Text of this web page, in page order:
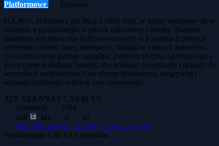
Platformowe
Emulator
H.E.R.O. to kultowa gra akcji z 1984 roku, w której wcielamy się w
bohatera wyposażonego w plecak odrzutowy i bomby. Naszym
zadaniem jest ratowanie ludzi uwięzionych w kopalniach pełnych
niebezpieczeństw: lawy, nietoperzy, ślimaków i innych potworów.
Gracz musi strategicznie zarządzać paliwem plecaka odrzutowego i
precyzyjnie podkładać bomby, aby pokonać przeszkody i dotrzeć do
wszystkich uwięzionych. Gra oferuje dynamiczną rozgrywkę i
wymaga szybkiego refleksu oraz planowania.
ATR XEX/VBXE CAS 📖 EN
Activision
1984
458
341 0
42
H.E.R.O. on Atari XL/XE - Zobacz więcej
Wyświetlanie 1 do 3 z 3 wyników